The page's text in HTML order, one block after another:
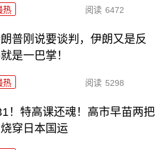
热 阅读 6472
普刚说要谈判，伊朗又是反
是一巴掌！
热 阅读 5298
！特高课还魂！高市早苗两把
穿日本国运